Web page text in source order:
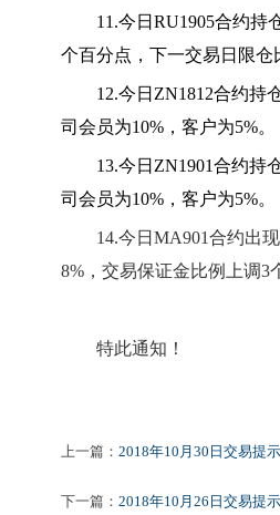
11.今日RU1905合约持
个百分点，下一交易日限
12.今日ZN1812合约持
司会员为10%，客户为5%。
13.今日ZN1901合约持
司会员为10%，客户为5%。
14.今日MA901合约出
8%，交易保证金比例上调3
特此通知！
上一篇： 2018年10月30日交易提示
下一篇： 2018年10月26日交易提示